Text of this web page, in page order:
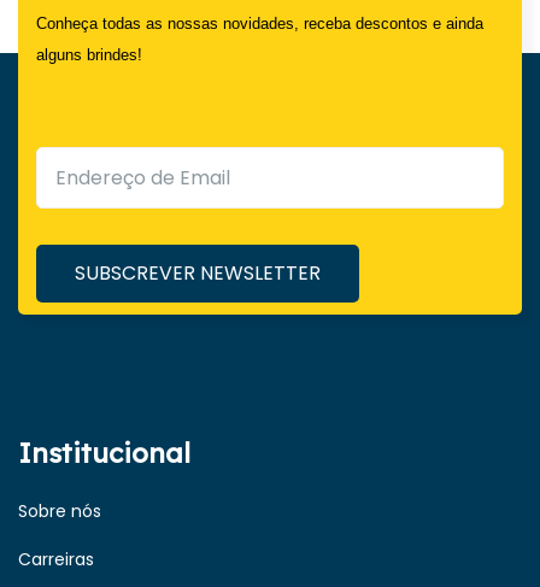
Conheça todas as nossas novidades, receba descontos e ainda
alguns brindes!
Institucional
Sobre nós
Carreiras